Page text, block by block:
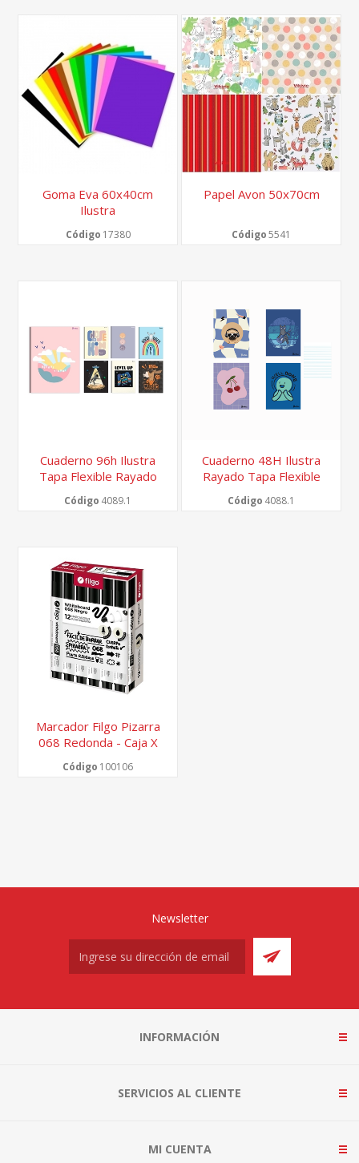
Goma Eva 60x40cm
Ilustra
Código 17380
Papel Avon 50x70cm
Código5541
Cuaderno 96h Ilustra
Tapa Flexible Rayado
Código 4089.1
Cuaderno 48H Ilustra
Rayado Tapa Flexible
Código 4088.1
Marcador Filgo Pizarra
068 Redonda - Caja X
Código 100106
Newsletter
INFORMACIÓN
SERVICIOS AL CLIENTE
MI CUENTA